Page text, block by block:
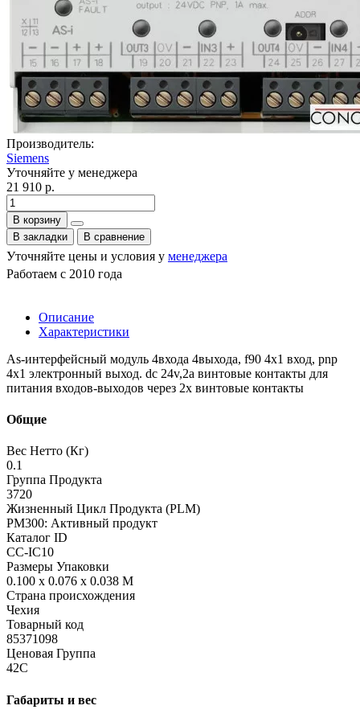
Производитель:
Siemens
Уточняйте у менеджера
21 910 р.
В корзину
В закладки
В сравнение
Уточняйте цены и условия у менеджера
Работаем с 2010 года
Описание
Характеристики
As-интерфейсный модуль 4входа 4выхода, f90 4x1 вход, pnp
4x1 электронный выход. dc 24v,2a винтовые контакты для
питания входов-выходов через 2x винтовые контакты
Общие
Вес Нетто (Кг)
0.1
Группа Продукта
3720
Жизненный Цикл Продукта (PLM)
PM300: Активный продукт
Каталог ID
CC-IC10
Размеры Упаковки
0.100 x 0.076 x 0.038 M
Страна происхождения
Чехия
Товарный код
85371098
Ценовая Группа
42C
Габариты и вес